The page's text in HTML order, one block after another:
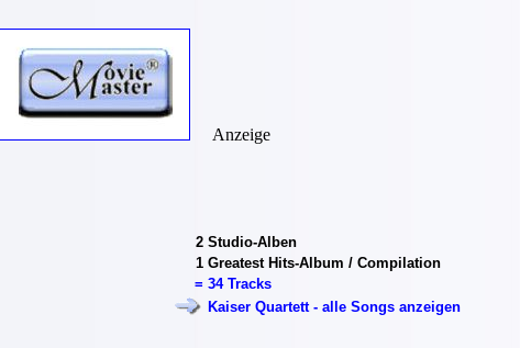
2 Studio-Alben
1 Greatest Hits-Album / Compilation
= 34 Tracks
Kaiser Quartett - alle Songs anzeigen
Anzeige